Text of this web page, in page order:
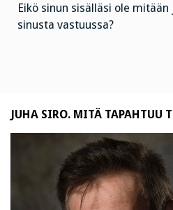
Eikö sinun sisälläsi ole
sinusta vastuussa?
JUHA SIRO. MITÄ TAPAHTUU